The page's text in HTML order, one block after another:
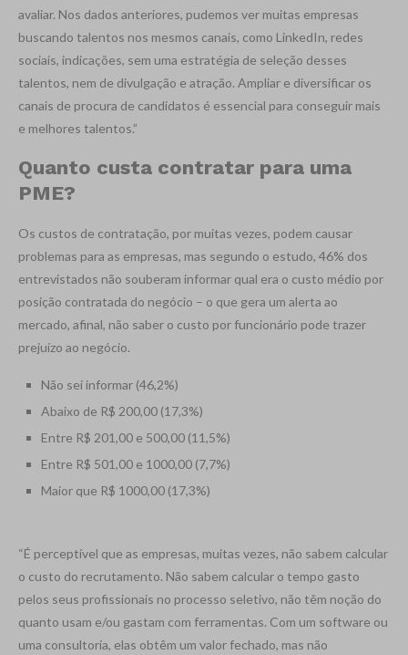
avaliar. Nos dados anteriores, pudemos ver muitas empresas
buscando talentos nos mesmos canais, como LinkedIn, redes
sociais, indicações, sem uma estratégia de seleção desses
talentos, nem de divulgação e atração. Ampliar e diversificar os
canais de procura de candidatos é essencial para conseguir mais
e melhores talentos.”
Quanto custa contratar para uma
PME?
Os custos de contratação, por muitas vezes, podem causar
problemas para as empresas, mas segundo o estudo, 46% dos
entrevistados não souberam informar qual era o custo médio por
posição contratada do negócio – o que gera um alerta ao
mercado, afinal, não saber o custo por funcionário pode trazer
prejuízo ao negócio.
Não sei informar (46,2%)
Abaixo de R$ 200,00 (17,3%)
Entre R$ 201,00 e 500,00 (11,5%)
Entre R$ 501,00 e 1000,00 (7,7%)
Maior que R$ 1000,00 (17,3%)
“É perceptível que as empresas, muitas vezes, não sabem calcular
o custo do recrutamento. Não sabem calcular o tempo gasto
pelos seus profissionais no processo seletivo, não têm noção do
quanto usam e/ou gastam com ferramentas. Com um software ou
uma consultoria, elas obtêm um valor fechado, mas não